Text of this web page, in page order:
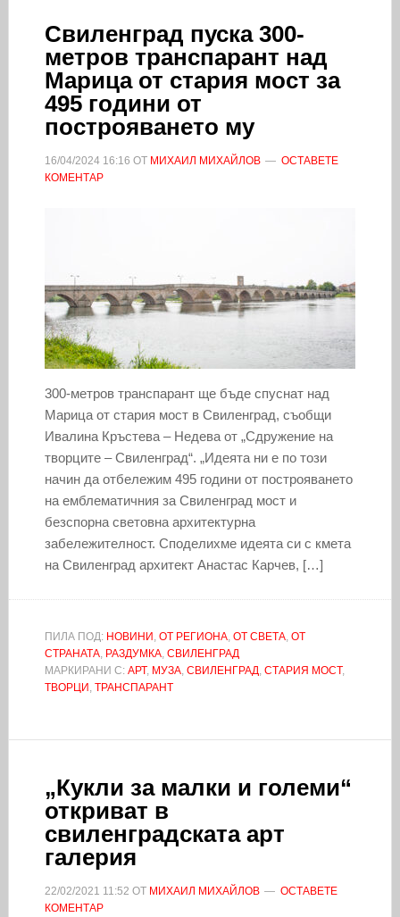
Свиленград пуска 300-
метров транспарант над
Марица от стария мост за
495 години от
построяването му
16/04/2024 16:16 ОТ МИХАИЛ МИХАЙЛОВ
ОСТАВЕТЕ
КОМЕНТАР
300-метров транспарант ще бъде спуснат над
Марица от стария мост в Свиленград, съобщи
Ивалина Кръстева – Недева от „Сдружение на
творците – Свиленград“. „Идеята ни е по този
начин да отбележим 495 години от построяването
на емблематичния за Свиленград мост и
безспорна световна архитектурна
забележителност. Споделихме идеята си с кмета
на Свиленград архитект Анастас Карчев, […]
ПИЛА ПОД: НОВИНИ , ОТ РЕГИОНА, ОТ СВЕТА, ОТ
СТРАНАТА, РАЗДУМКА, СВИЛЕНГРАД
МАРКИРАНИ С: АРТ, МУЗА, СВИЛЕНГРАД, СТАРИЯ МОСТ,
ТВОРЦИ , ТРАНСПАРАНТ
„Кукли за малки и големи“
откриват в
свиленградската арт
галерия
22/02/2021 11:52 ОТ МИХАИЛ МИХАЙЛОВ
ОСТАВЕТЕ
КОМЕНТАР